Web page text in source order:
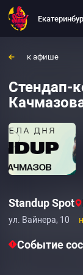
к афише
Стендап-
Standup Spot
ул. Вайнера, 10
Событие